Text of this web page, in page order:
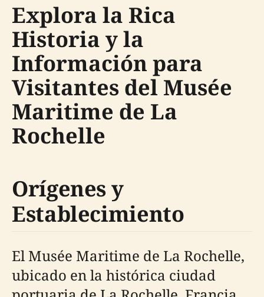
Explora la Rica
Historia y la
Información para
Visitantes del Musée
Maritime de La
Rochelle
Orígenes y
Establecimiento
El Musée Maritime de La Rochelle,
ubicado en la histórica ciudad